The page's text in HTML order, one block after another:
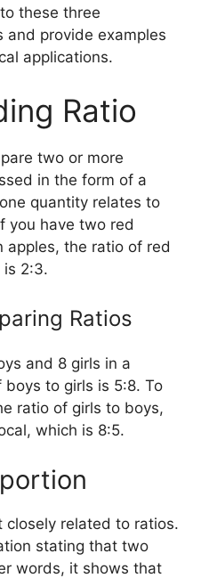
these three
and provide examples
applications.
Ratio
two or more
in the form of a
quantity relates to
you have two red
apples, the ratio of red
is 2:3.
Ratios
and 8 girls in a
to girls is 5:8. To
ratio of girls to boys,
which is 8:5.
closely related to ratios.
stating that two
words, it shows that